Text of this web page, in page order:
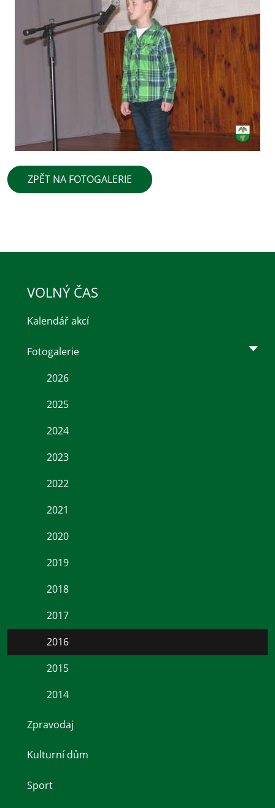
ZPĚT NA FOTOGALERIE
VOLNÝ ČAS
Kalendář akcí
Fotogalerie
2026
2025
2024
2023
2022
2021
2020
2019
2018
2017
2016
2015
2014
Zpravodaj
Kulturní dům
Sport